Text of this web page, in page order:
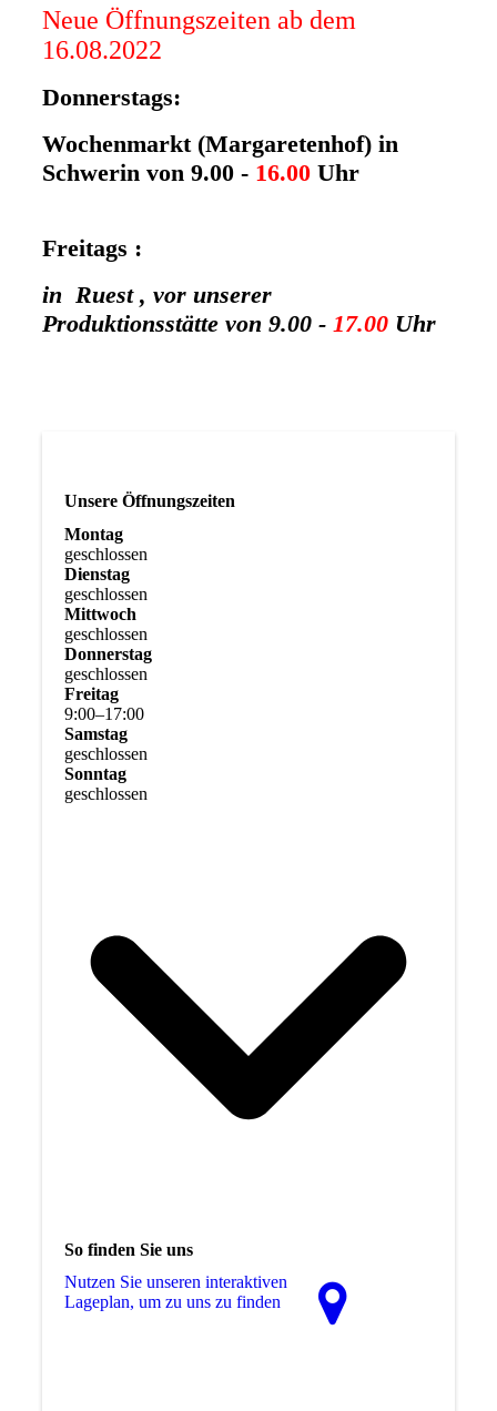
Neue Öffnungszeiten ab dem
16.08.2022
Donnerstags:
Wochenmarkt (Margaretenhof) in
Schwerin von 9.00 - 16.00Uhr
Freitags :
in Ruest , vor unserer
Produktionsstätte von 9.00 - 17.00Uhr
Unsere Öffnungszeiten
Montag
geschlossen
Dienstag
geschlossen
Mittwoch
geschlossen
Donnerstag
geschlossen
Freitag
9:00–17:00
Samstag
geschlossen
Sonntag
geschlossen
So finden Sie uns
Nutzen Sie unseren interaktiven
La­ge­plan, um zu uns zu finden